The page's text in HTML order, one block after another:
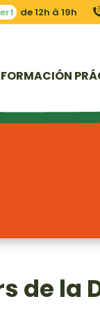
de 12h à 19h
de la